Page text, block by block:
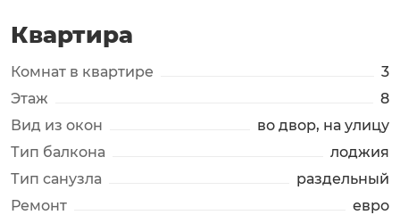
Квартира
Комнат в квартире
3
Этаж
8
Вид из окон
во двор, на улицу
Тип балкона
лоджия
Тип санузла
раздельный
Ремонт
евро